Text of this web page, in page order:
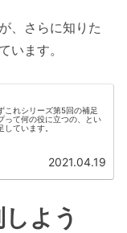
、さらに知りた
います。
これシリーズ第5回の補足
って何の役に立つの、とい
ています。
2021.04.19
よう